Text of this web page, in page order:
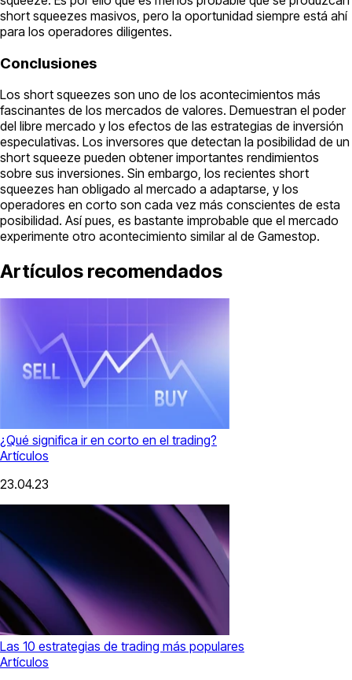
short squeezes masivos, pero la oportunidad siempre está ahí
para los operadores diligentes.
Conclusiones
Los short squeezes son uno de los acontecimientos más
fascinantes de los mercados de valores. Demuestran el poder
del libre mercado y los efectos de las estrategias de inversión
especulativas. Los inversores que detectan la posibilidad de un
short squeeze pueden obtener importantes rendimientos
sobre sus inversiones. Sin embargo, los recientes short
squeezes han obligado al mercado a adaptarse, y los
operadores en corto son cada vez más conscientes de esta
posibilidad. Así pues, es bastante improbable que el mercado
experimente otro acontecimiento similar al de Gamestop.
Artículos recomendados
¿Qué significa ir en corto en el trading?
Artículos
23.04.23
Las 10 estrategias de trading más populares
Artículos